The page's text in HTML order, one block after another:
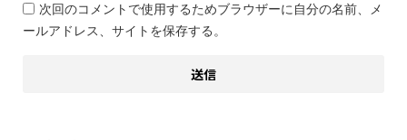
次回のコメントで使用するためブラウザーに自分の名前、メ
ールアドレス、サイトを保存する。